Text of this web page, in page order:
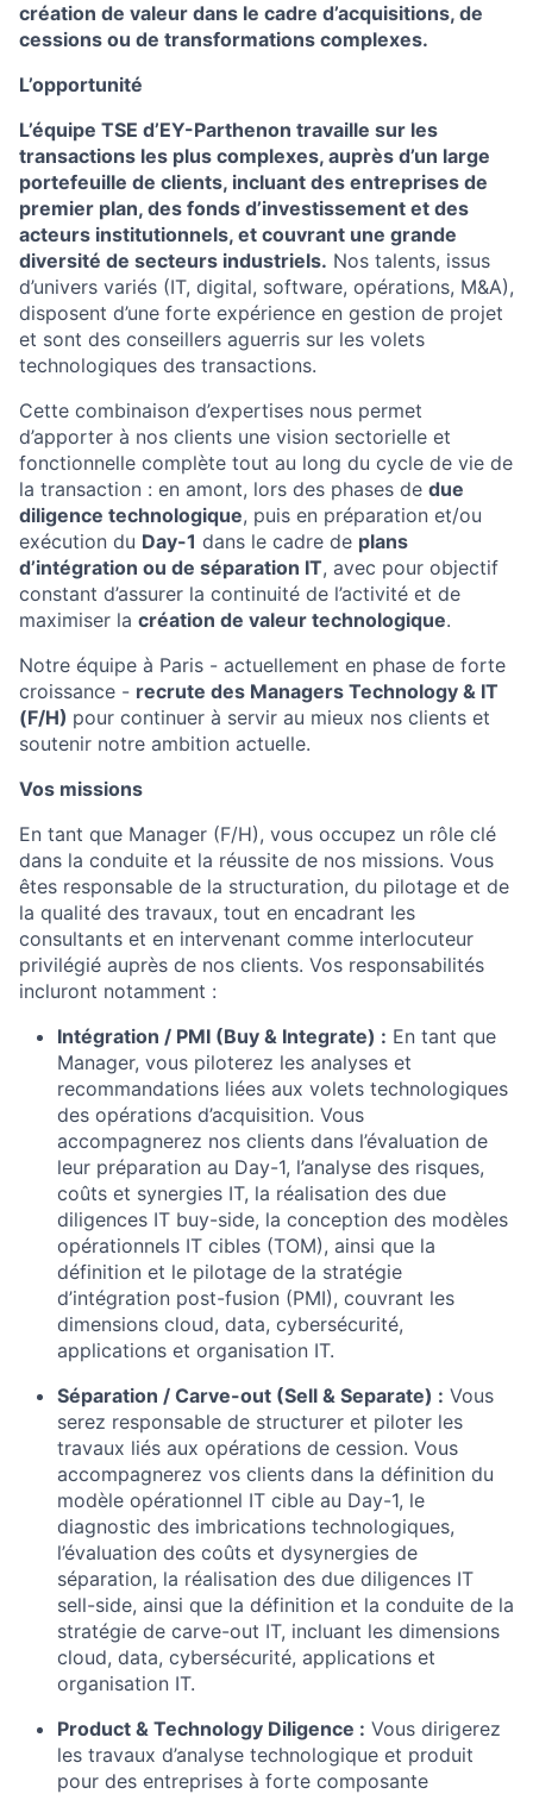
création de valeur dans le cadre d’acquisitions, de
cessions ou de transformations complexes.
L’opportunité
L’équipe TSE d’EY-Parthenon travaille sur les
transactions les plus complexes, auprès d’un large
portefeuille de clients, incluant des entreprises de
premier plan, des fonds d’investissement et des
acteurs institutionnels, et couvrant une grande
diversité de secteurs industriels. Nos talents, issus
d’univers variés (IT, digital, software, opérations, M&A),
disposent d’une forte expérience en gestion de projet
et sont des conseillers aguerris sur les volets
technologiques des transactions.
Cette combinaison d’expertises nous permet
d’apporter à nos clients une vision sectorielle et
fonctionnelle complète tout au long du cycle de vie de
la transaction : en amont, lors des phases de due
diligence technologique, puis en préparation et/ou
exécution du Day-1 dans le cadre de plans
d’intégration ou de séparation IT, avec pour objectif
constant d’assurer la continuité de l’activité et de
maximiser la création de valeur technologique.
Notre équipe à Paris - actuellement en phase de forte
croissance - recrute des Managers Technology & IT
(F/H) pour continuer à servir au mieux nos clients et
soutenir notre ambition actuelle.
Vos missions
En tant que Manager (F/H), vous occupez un rôle clé
dans la conduite et la réussite de nos missions. Vous
êtes responsable de la structuration, du pilotage et de
la qualité des travaux, tout en encadrant les
consultants et en intervenant comme interlocuteur
privilégié auprès de nos clients. Vos responsabilités
incluront notamment :
Intégration / PMI (Buy & Integrate) : En tant que
Manager, vous piloterez les analyses et
recommandations liées aux volets technologiques
des opérations d’acquisition. Vous
accompagnerez nos clients dans l’évaluation de
leur préparation au Day-1, l’analyse des risques,
coûts et synergies IT, la réalisation des due
diligences IT buy-side, la conception des modèles
opérationnels IT cibles (TOM), ainsi que la
définition et le pilotage de la stratégie
d’intégration post-fusion (PMI), couvrant les
dimensions cloud, data, cybersécurité,
applications et organisation IT.
Séparation / Carve-out (Sell & Separate) : Vous
serez responsable de structurer et piloter les
travaux liés aux opérations de cession. Vous
accompagnerez vos clients dans la définition du
modèle opérationnel IT cible au Day-1, le
diagnostic des imbrications technologiques,
l’évaluation des coûts et dysynergies de
séparation, la réalisation des due diligences IT
sell-side, ainsi que la définition et la conduite de la
stratégie de carve-out IT, incluant les dimensions
cloud, data, cybersécurité, applications et
organisation IT.
Product & Technology Diligence : Vous dirigerez
les travaux d’analyse technologique et produit
pour des entreprises à forte composante